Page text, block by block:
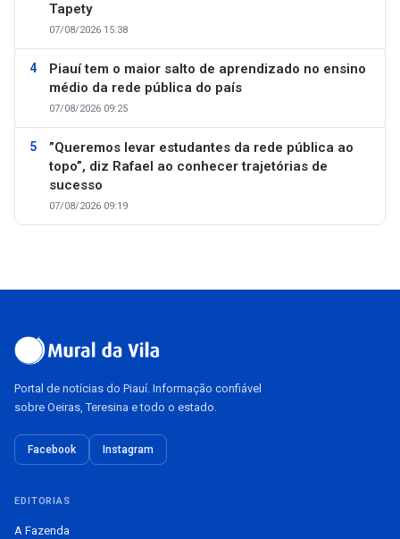
Tapety
07/08/2026 15:38
Piauí tem o maior salto de aprendizado no ensino
médio da rede pública do país
07/08/2026 09:25
”Queremos levar estudantes da rede pública ao
topo”, diz Rafael ao conhecer trajetórias de
sucesso
07/08/2026 09:19
Portal de notícias do Piauí. Informação confiável
sobre Oeiras, Teresina e todo o estado.
Facebook Instagram
EDITORIAS
A Fazenda